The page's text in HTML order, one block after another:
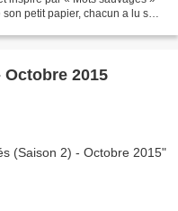
petit papier, chacun a lu son
2015